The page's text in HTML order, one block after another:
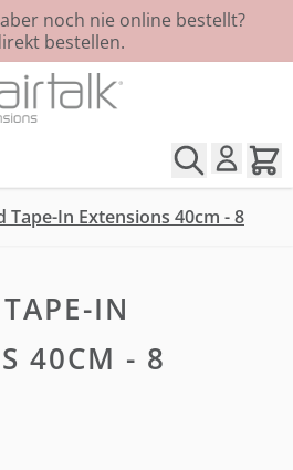
noch nie online bestellt?
bestellen.
Tape-In Extensions 40cm - 8
IN
40CM - 8